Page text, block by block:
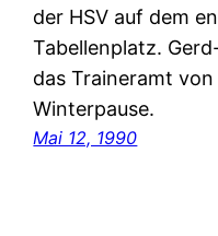
der HSV auf dem
Tabellenplatz.
das Traineramt
Winterpause.
Mai 12, 1990